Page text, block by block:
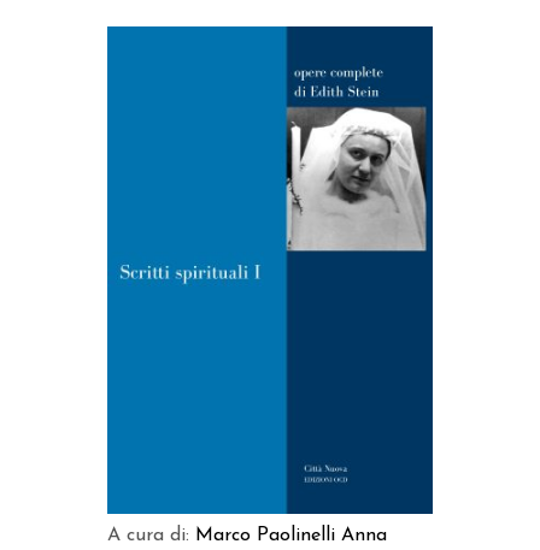
AGGIUNGI AL CARRELLO
A cura di: Marco Paolinelli Anna